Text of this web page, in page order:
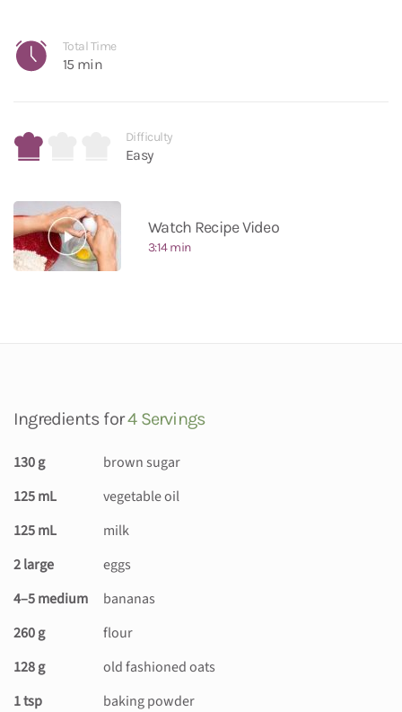
Total Time
15 min
Difficulty
Easy
Watch Recipe Video
3:14 min
Ingredients for4 Servings
130 g
brown sugar
125 mL
vegetable oil
125 mL
milk
2 large
eggs
4–5 medium
bananas
260 g
flour
128 g
old fashioned oats
1 tsp
baking powder